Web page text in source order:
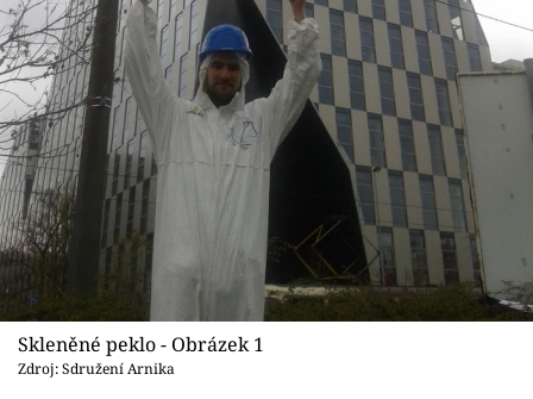
Přihlášení
Sledujte nás
Skleněné peklo - Obrázek 1
Zdroj: Sdružení Arnika